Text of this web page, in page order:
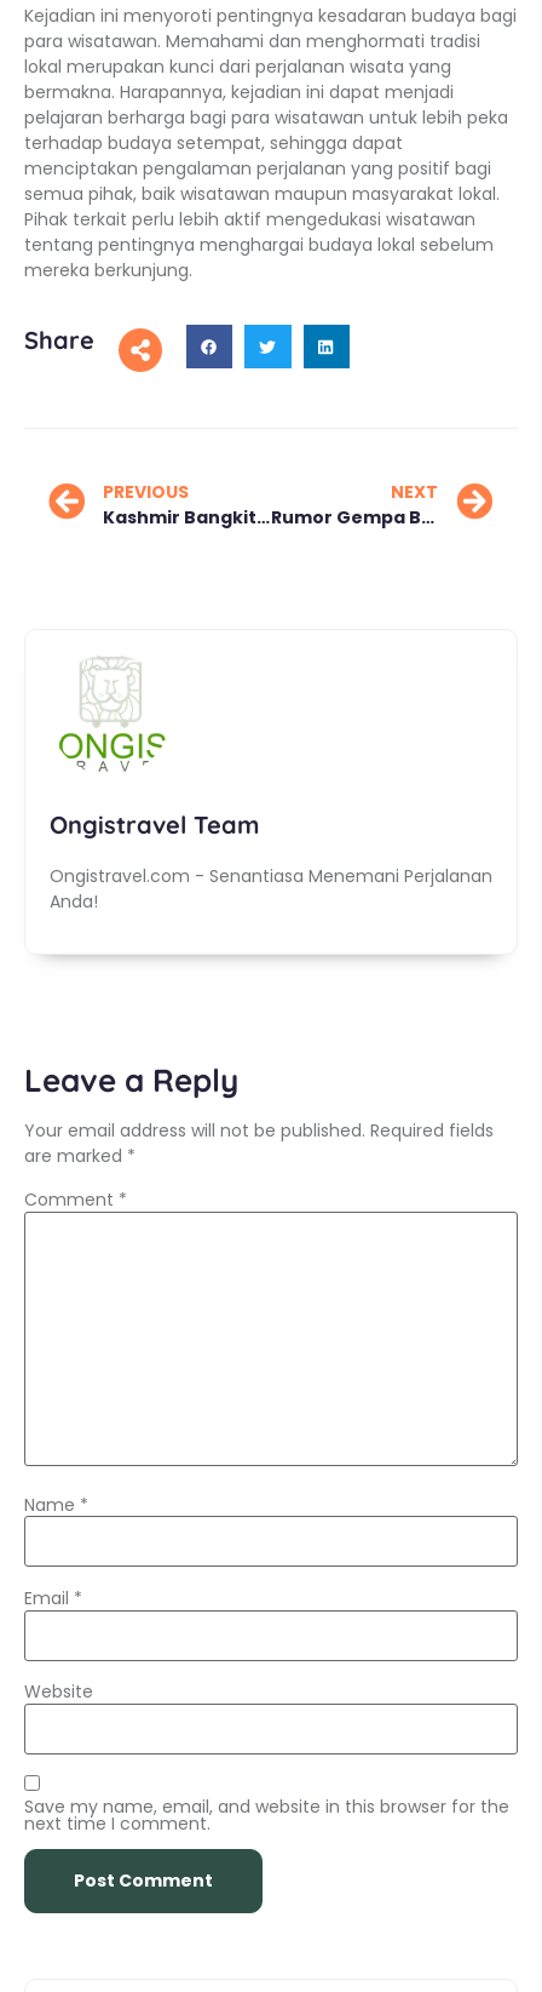
Kejadian ini menyoroti pentingnya kesadaran budaya bagi
para wisatawan. Memahami dan menghormati tradisi
lokal merupakan kunci dari perjalanan wisata yang
bermakna. Harapannya, kejadian ini dapat menjadi
pelajaran berharga bagi para wisatawan untuk lebih peka
terhadap budaya setempat, sehingga dapat
menciptakan pengalaman perjalanan yang positif bagi
semua pihak, baik wisatawan maupun masyarakat lokal.
Pihak terkait perlu lebih aktif mengedukasi wisatawan
tentang pentingnya menghargai budaya lokal sebelum
mereka berkunjung.
Share
PREVIOUS
Kashmir Bangkit Kembali Upaya Pemulihan Pariwisata
NEXT
Rumor Gempa Besar Guncang Jepang, Liburan Turis Batal
Ongistravel Team
Ongistravel.com - Senantiasa Menemani Perjalanan
Anda!
Leave a Reply
Your email address will not be published. Required fields
are marked *
Comment *
Name *
Email *
Website
Save my name, email, and website in this browser for the
next time I comment.